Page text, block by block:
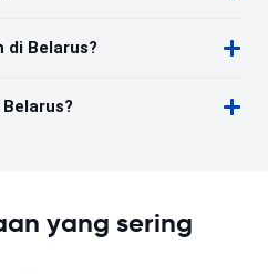
di Belarus?
yang sering